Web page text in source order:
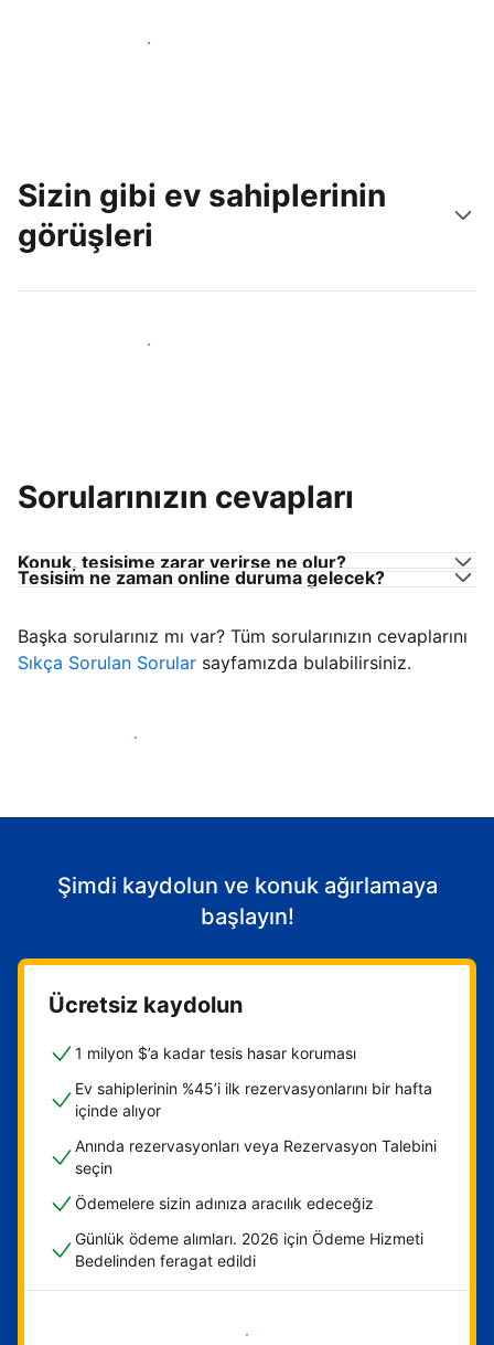
Hemen yeni konuklara ulaş
Sizin gibi ev sahiplerinin
görüşleri
Tesis sahipleri arasına katıl
Sorularınızın cevapları
Konuk, tesisime zarar verirse ne olur?
Tesisim ne zaman online duruma gelecek?
Başka sorularınız mı var? Tüm sorularınızın cevaplarını
Sıkça Sorulan Sorular sayfamızda bulabilirsiniz.
Konuk ağırlamaya başla
Şimdi kaydolun ve konuk ağırlamaya
başlayın!
Ücretsiz kaydolun
1 milyon $’a kadar tesis hasar koruması
Ev sahiplerinin %45’i ilk rezervasyonlarını bir hafta
içinde alıyor
Anında rezervasyonları veya Rezervasyon Talebini
seçin
Ödemelere sizin adınıza aracılık edeceğiz
Günlük ödeme alımları. 2026 için Ödeme Hizmeti
Bedelinden feragat edildi
Hemen başla